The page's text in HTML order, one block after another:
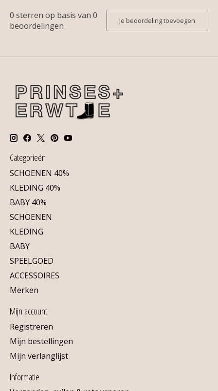
0 sterren op basis van 0
beoordelingen
Je beoordeling toevoegen
Categorieën
SCHOENEN 40%
KLEDING 40%
BABY 40%
SCHOENEN
KLEDING
BABY
SPEELGOED
ACCESSOIRES
Merken
Mijn account
Registreren
Mijn bestellingen
Mijn verlanglijst
Informatie